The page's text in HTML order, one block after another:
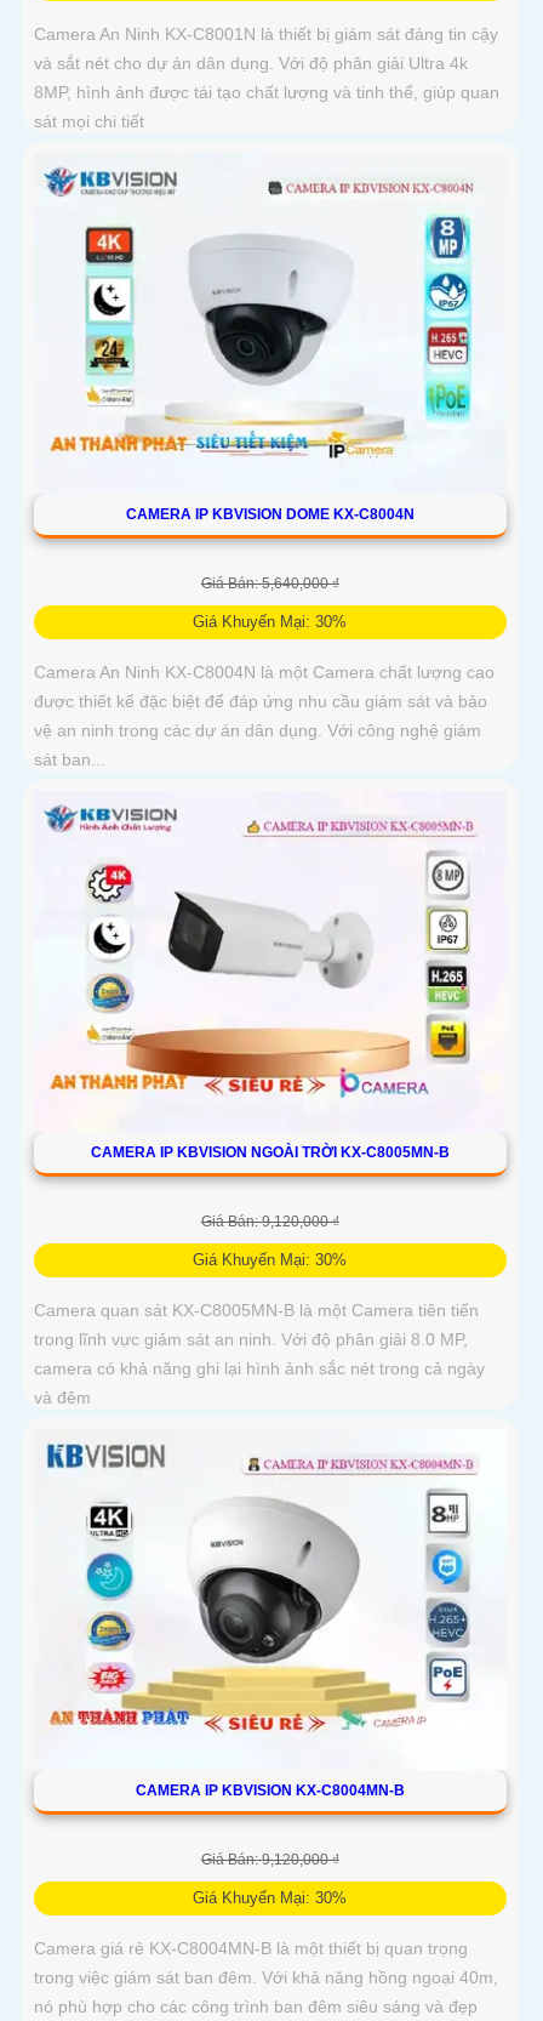
Camera An Ninh KX-C8001N là thiết bị giám sát đáng tin cậy
và sắt nét cho dự án dân dụng. Với độ phân giải Ultra 4k
8MP, hình ảnh được tái tạo chất lượng và tinh thể, giúp quan
sát mọi chi tiết
CAMERA IP KBVISION DOME KX-C8004N
Giá Bán: 5,640,000 ₫
Giá Khuyến Mại: 30%
Camera An Ninh KX-C8004N là một Camera chất lượng cao
được thiết kế đặc biệt để đáp ứng nhu cầu giám sát và bảo
vệ an ninh trong các dự án dân dụng. Với công nghệ giám
sát ban...
CAMERA IP KBVISION NGOÀI TRỜI KX-C8005MN-B
Giá Bán: 9,120,000 ₫
Giá Khuyến Mại: 30%
Camera quan sát KX-C8005MN-B là một Camera tiên tiến
trong lĩnh vực giám sát an ninh. Với độ phân giải 8.0 MP,
camera có khả năng ghi lại hình ảnh sắc nét trong cả ngày
và đêm
CAMERA IP KBVISION KX-C8004MN-B
Giá Bán: 9,120,000 ₫
Giá Khuyến Mại: 30%
Camera giá rẻ KX-C8004MN-B là một thiết bị quan trọng
trong việc giám sát ban đêm. Với khả năng hồng ngoại 40m,
nó phù hợp cho các công trình ban đêm siêu sáng và đẹp